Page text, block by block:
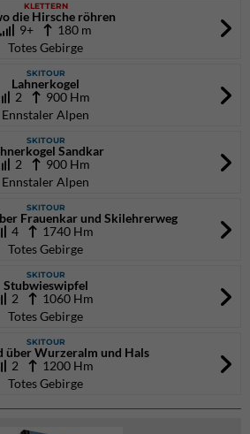
KLETTERN
die Hirsche röhren
9+ 180 m
Totes Gebirge
SKITOUR
Lahnerkogel
2
900 Hm
Ennstaler Alpen
SKITOUR
Sandkar
2
900 Hm
Ennstaler Alpen
SKITOUR
Frauenkar und Skilehrerweg
4
1740 Hm
Totes Gebirge
SKITOUR
Stubwieswipfel
2
1060 Hm
Totes Gebirge
SKITOUR
über Wurzeralm und Hals
2
1200 Hm
Totes Gebirge